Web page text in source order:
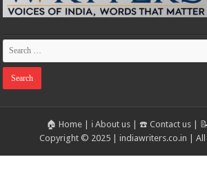
🏠 Home| ℹ️ About us| ☎️ Contact us|
Copyright © 2025 | indiawriters.co.in | All